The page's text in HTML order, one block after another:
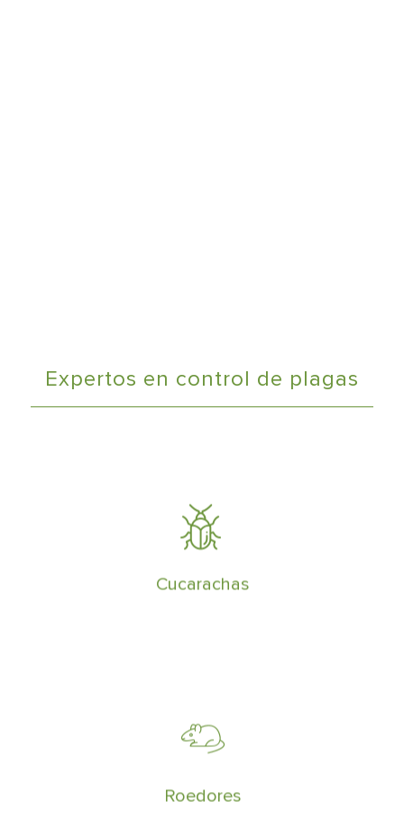
Expertos en control de plagas
Cucarachas
Tienen alta tasa de reproducción y
pueden formar plagas en muy poco
Roedores
Eliminar plagas de ratas y ratones es